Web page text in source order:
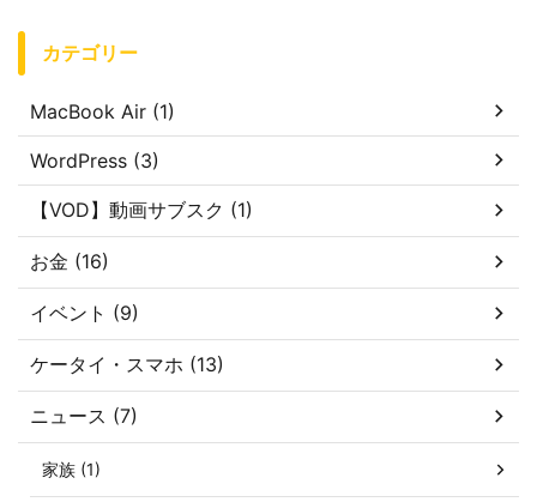
カテゴリー
MacBook Air (1)
WordPress (3)
【VOD】動画サブスク (1)
お金 (16)
イベント (9)
ケータイ・スマホ (13)
ニュース (7)
家族 (1)